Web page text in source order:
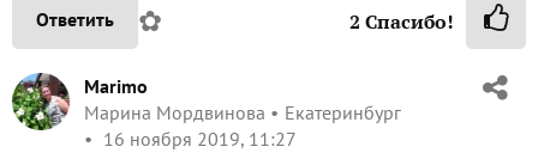
Ответить ✿ 2 Спасибо!
Marimo
Марина Мордвинова
Екатеринбург
16 ноября 2019, 11:27